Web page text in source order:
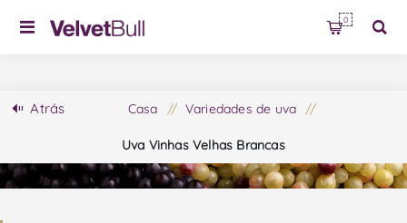
0
Atrás Casa / Variedades de uva /
Uva Vinhas Velhas Brancas